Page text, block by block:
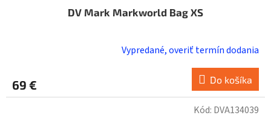
DV Mark Markworld Bag XS
Vypredané, overiť termín dodania
69 € Do košíka
Kód: DVA134039